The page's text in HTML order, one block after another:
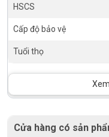
HSCS
Cấp độ bảo vệ
Tuổi thọ
Cửa hàng có sản